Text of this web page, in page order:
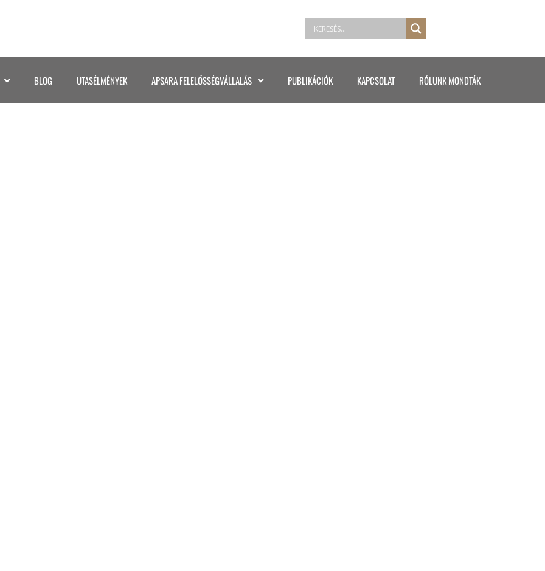
BLOG UTASÉLMÉNYEK APSARA FELELŐSSÉGVÁLLALÁS PUBLIKÁCIÓK KAPCSOLAT RÓLUNK MONDTÁK